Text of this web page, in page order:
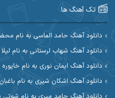
آرین صیادی
آرین مریدی
آوات بوکانی
آیت احمدنژاد
تک آهنگ ها
دانلود آهنگ حامد الماسی به نام
دانلود آهنگ شهاب لرستانی به نام لیلا
دانلود آهنگ ایمان نوری به نام خاپوره
دانلود آهنگ اشکان شیری به نام